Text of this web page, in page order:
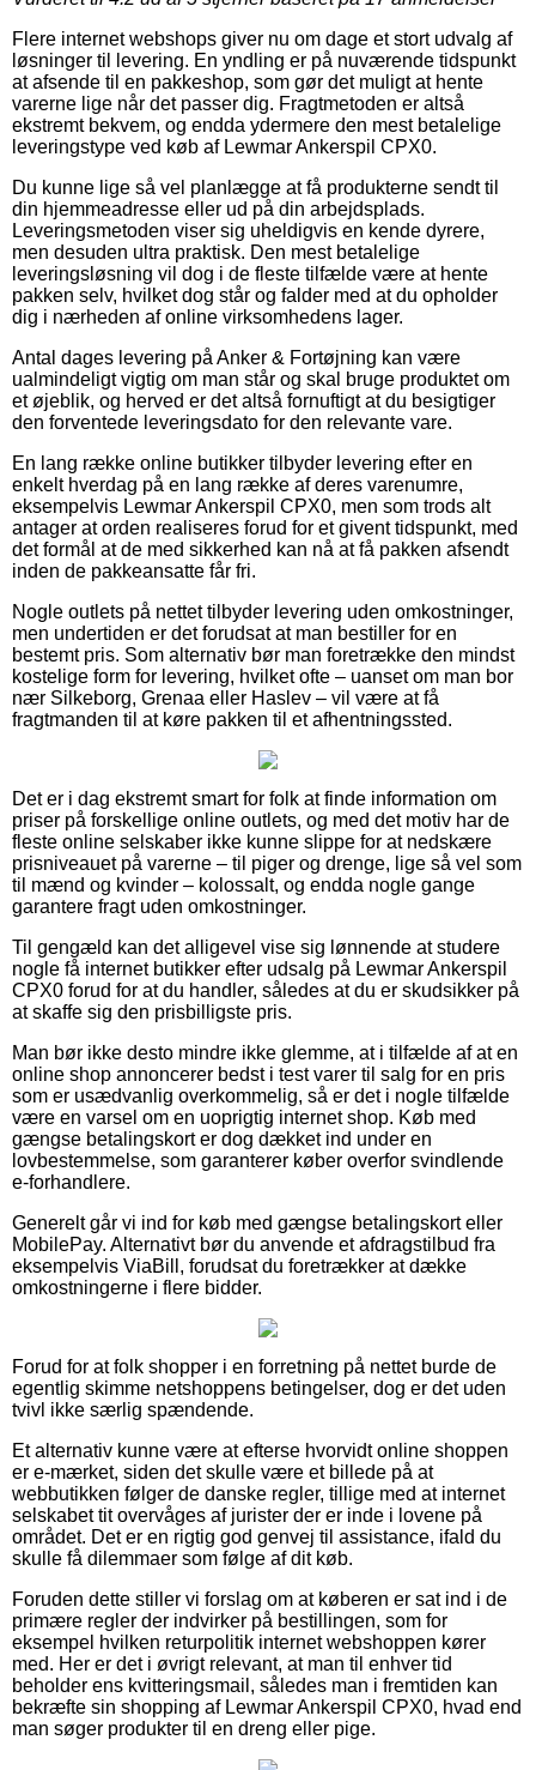
Flere internet webshops giver nu om dage et stort udvalg af
løsninger til levering. En yndling er på nuværende tidspunkt
at afsende til en pakkeshop, som gør det muligt at hente
varerne lige når det passer dig. Fragtmetoden er altså
ekstremt bekvem, og endda ydermere den mest betalelige
leveringstype ved køb af Lewmar Ankerspil CPX0.
Du kunne lige så vel planlægge at få produkterne sendt til
din hjemmeadresse eller ud på din arbejdsplads.
Leveringsmetoden viser sig uheldigvis en kende dyrere,
men desuden ultra praktisk. Den mest betalelige
leveringsløsning vil dog i de fleste tilfælde være at hente
pakken selv, hvilket dog står og falder med at du opholder
dig i nærheden af online virksomhedens lager.
Antal dages levering på Anker & Fortøjning kan være
ualmindeligt vigtig om man står og skal bruge produktet om
et øjeblik, og herved er det altså fornuftigt at du besigtiger
den forventede leveringsdato for den relevante vare.
En lang række online butikker tilbyder levering efter en
enkelt hverdag på en lang række af deres varenumre,
eksempelvis Lewmar Ankerspil CPX0, men som trods alt
antager at orden realiseres forud for et givent tidspunkt, med
det formål at de med sikkerhed kan nå at få pakken afsendt
inden de pakkeansatte får fri.
Nogle outlets på nettet tilbyder levering uden omkostninger,
men undertiden er det forudsat at man bestiller for en
bestemt pris. Som alternativ bør man foretrække den mindst
kostelige form for levering, hvilket ofte – uanset om man bor
nær Silkeborg, Grenaa eller Haslev – vil være at få
fragtmanden til at køre pakken til et afhentningssted.
Det er i dag ekstremt smart for folk at finde information om
priser på forskellige online outlets, og med det motiv har de
fleste online selskaber ikke kunne slippe for at nedskære
prisniveauet på varerne – til piger og drenge, lige så vel som
til mænd og kvinder – kolossalt, og endda nogle gange
garantere fragt uden omkostninger.
Til gengæld kan det alligevel vise sig lønnende at studere
nogle få internet butikker efter udsalg på Lewmar Ankerspil
CPX0 forud for at du handler, således at du er skudsikker på
at skaffe sig den prisbilligste pris.
Man bør ikke desto mindre ikke glemme, at i tilfælde af at en
online shop annoncerer bedst i test varer til salg for en pris
som er usædvanlig overkommelig, så er det i nogle tilfælde
være en varsel om en uoprigtig internet shop. Køb med
gængse betalingskort er dog dækket ind under en
lovbestemmelse, som garanterer køber overfor svindlende
e-forhandlere.
Generelt går vi ind for køb med gængse betalingskort eller
MobilePay. Alternativt bør du anvende et afdragstilbud fra
eksempelvis ViaBill, forudsat du foretrækker at dække
omkostningerne i flere bidder.
Forud for at folk shopper i en forretning på nettet burde de
egentlig skimme netshoppens betingelser, dog er det uden
tvivl ikke særlig spændende.
Et alternativ kunne være at efterse hvorvidt online shoppen
er e-mærket, siden det skulle være et billede på at
webbutikken følger de danske regler, tillige med at internet
selskabet tit overvåges af jurister der er inde i lovene på
området. Det er en rigtig god genvej til assistance, ifald du
skulle få dilemmaer som følge af dit køb.
Foruden dette stiller vi forslag om at køberen er sat ind i de
primære regler der indvirker på bestillingen, som for
eksempel hvilken returpolitik internet webshoppen kører
med. Her er det i øvrigt relevant, at man til enhver tid
beholder ens kvitteringsmail, således man i fremtiden kan
bekræfte sin shopping af Lewmar Ankerspil CPX0, hvad end
man søger produkter til en dreng eller pige.